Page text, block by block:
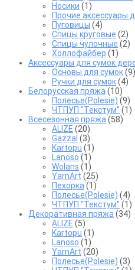
Носики (1)
Прочие аксессуары
Пуговицы (4)
Спицы круговые (2)
Спицы чулочные (2)
Холлофайбер (1)
Аксессуары для сумок
Основы для сумок(9)
Ручки для сумок(4)
Белорусская пряжа (10)
Полесье(Polesie) (9)
ЧТПУП "Текстум" (1)
Всесезонная пряжа (58)
ALIZE (20)
Gazzal (3)
Kartopu (1)
Lanoso (1)
Wolans (1)
YarnArt (25)
Пехорка (1)
Полесье(Polesie) (4)
ЧТПУП "Текстум" (1)
Декоративная пряжа (34)
ALIZE (5)
Kartopu (1)
Lanoso (1)
YarnArt (20)
Полесье(Polesie) (3)